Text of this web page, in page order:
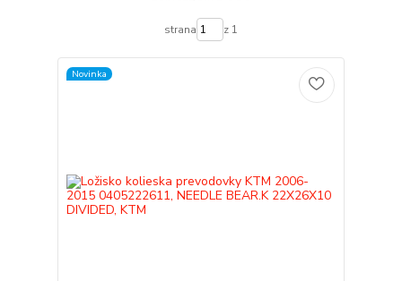
strana z 1
Novinka